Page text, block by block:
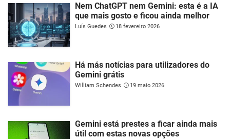
Nem ChatGPT nem Gemini: esta é a IA
que mais gosto e ficou ainda melhor
Luís Guedes 18 fevereiro 2026
Há más notícias para utilizadores do
Gemini grátis
William Schendes 19 maio 2026
Gemini está prestes a ficar ainda mais
útil com estas novas opções